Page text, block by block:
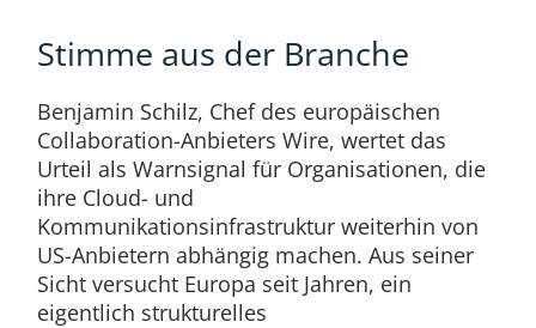
Stimme aus der Branche
Benjamin Schilz, Chef des europäischen
Collaboration-Anbieters Wire, wertet das
Urteil als Warnsignal für Organisationen, die
ihre Cloud- und
Kommunikationsinfrastruktur weiterhin von
US-Anbietern abhängig machen. Aus seiner
Sicht versucht Europa seit Jahren, ein
eigentlich strukturelles